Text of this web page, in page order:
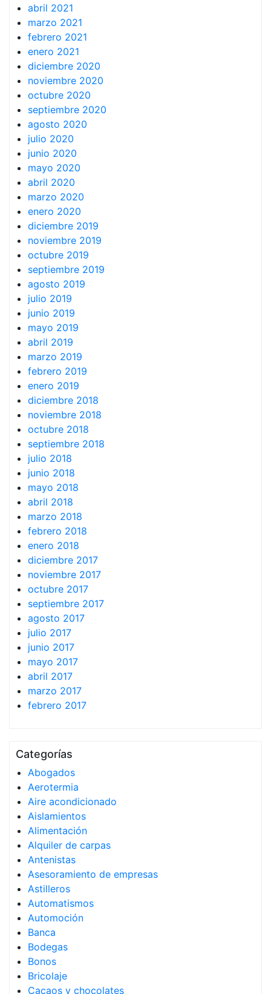
abril 2021
marzo 2021
febrero 2021
enero 2021
diciembre 2020
noviembre 2020
octubre 2020
septiembre 2020
agosto 2020
julio 2020
junio 2020
mayo 2020
abril 2020
marzo 2020
enero 2020
diciembre 2019
noviembre 2019
octubre 2019
septiembre 2019
agosto 2019
julio 2019
junio 2019
mayo 2019
abril 2019
marzo 2019
febrero 2019
enero 2019
diciembre 2018
noviembre 2018
octubre 2018
septiembre 2018
julio 2018
junio 2018
mayo 2018
abril 2018
marzo 2018
febrero 2018
enero 2018
diciembre 2017
noviembre 2017
octubre 2017
septiembre 2017
agosto 2017
julio 2017
junio 2017
mayo 2017
abril 2017
marzo 2017
febrero 2017
Categorías
Abogados
Aerotermia
Aire acondicionado
Aislamientos
Alimentación
Alquiler de carpas
Antenistas
Asesoramiento de empresas
Astilleros
Automatismos
Automoción
Banca
Bodegas
Bonos
Bricolaje
Cacaos y chocolates